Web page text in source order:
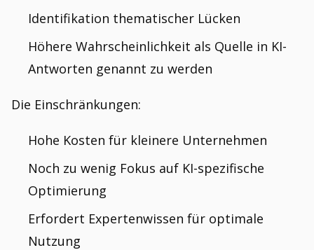
Identifikation thematischer Lücken
Höhere Wahrscheinlichkeit als Quelle in KI-
Antworten genannt zu werden
Die Einschränkungen:
Hohe Kosten für kleinere Unternehmen
Noch zu wenig Fokus auf KI-spezifische
Optimierung
Erfordert Expertenwissen für optimale
Nutzung